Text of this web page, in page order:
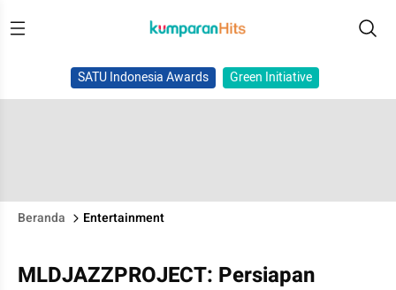
SATU Indonesia Awards Green Initiative
Beranda Entertainment
MLDJAZZPROJECT: Persiapan